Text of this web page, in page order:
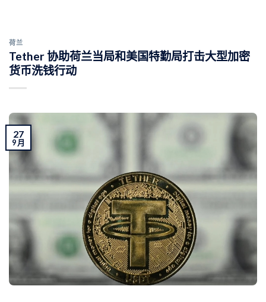
荷兰
Tether 协助荷兰当局和美国特勤局打击大型加密
货币洗钱行动
27
9 月